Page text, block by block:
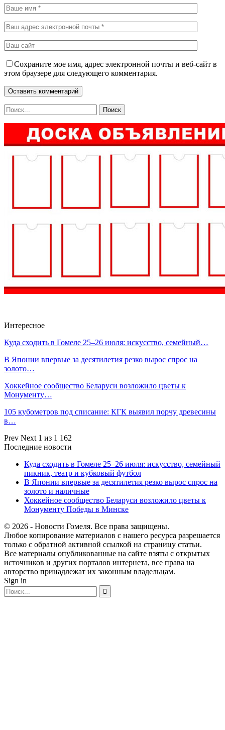
Сохраните мое имя, адрес электронной почты и веб-сайт в
этом браузере для следующего комментария.
Интересное
Куда сходить в Гомеле 25–26 июля: искусство, семейный…
В Японии впервые за десятилетия резко вырос спрос на
золото…
Хоккейное сообщество Беларуси возложило цветы к
Монументу…
105 кубометров под списание: КГК выявил порчу древесины
в…
Prev Next 1 из 1 162
Последние новости
Куда сходить в Гомеле 25–26 июля: искусство, семейный
пикник, театр и кубковый футбол
В Японии впервые за десятилетия резко вырос спрос на
золото и наличные
Хоккейное сообщество Беларуси возложило цветы к
Монументу Победы в Минске
© 2026 - Новости Гомеля. Все права защищены.
Любое копирование материалов с нашего ресурса разрешается
только с обратной активной ссылкой на страницу статьи.
Все материалы опубликованные на сайте взяты с открытых
источников и других порталов интернета, все права на
авторство принадлежат их законным владельцам.
Sign in